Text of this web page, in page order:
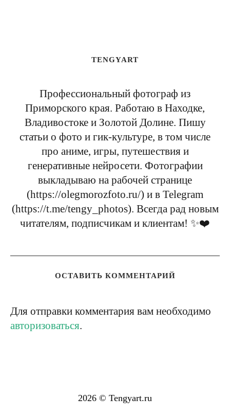
TENGYART
Профессиональный фотограф из
Приморского края. Работаю в Находке,
Владивостоке и Золотой Долине. Пишу
статьи о фото и гик-культуре, в том числе
про аниме, игры, путешествия и
генеративные нейросети. Фотографии
выкладываю на рабочей странице
(https://olegmorozfoto.ru/) и в Telegram
(https://t.me/tengy_photos). Всегда рад новым
читателям, подписчикам и клиентам! ✨❤️
ОСТАВИТЬ КОММЕНТАРИЙ
Для отправки комментария вам необходимо
авторизоваться.
2026 © Tengyart.ru